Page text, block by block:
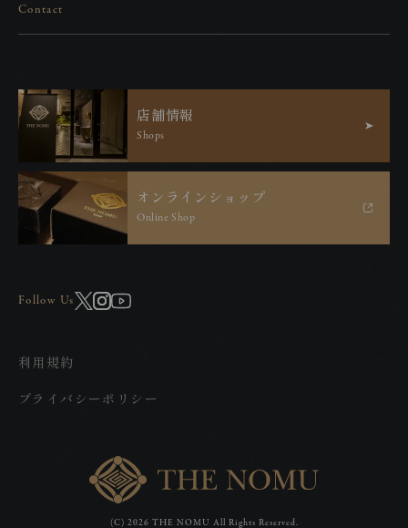
Contact
店舗情報
Shops
オ ン ラ イ ン シ ョ ッ プ
Online Shop
Follow Us
利用規約
プライバシーポリシー
(C) 2026 THE NOMU All Rights Reserved.